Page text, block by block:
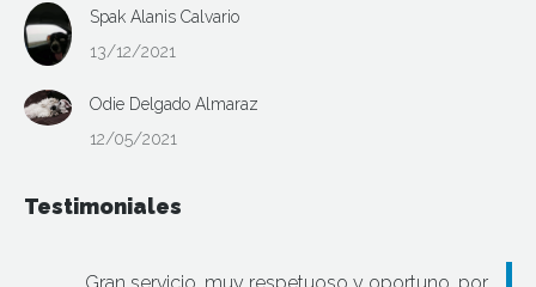
Spak Alanis Calvario
13/12/2021
Odie Delgado Almaraz
12/05/2021
Testimoniales